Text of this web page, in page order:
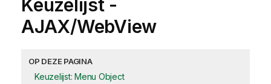
Keuzelijst -
AJAX/WebView
OP DEZE PAGINA
Keuzelijst: Menu Object